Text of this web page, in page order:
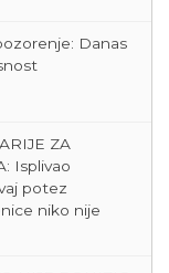
Isplivao
potez
niko nije